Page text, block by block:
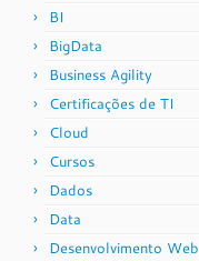
BI
BigData
Business Agility
Certificações de TI
Cloud
Cursos
Dados
Data
Desenvolvimento Web